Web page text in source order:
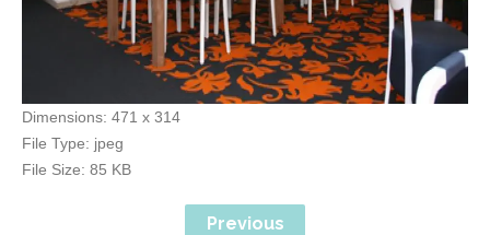
Dimensions: 471 x 314
File Type: jpeg
File Size: 85 KB
Previous